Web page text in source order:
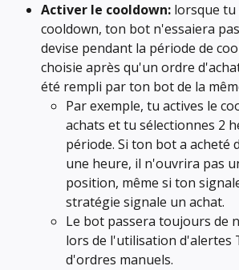
Activer le cooldown: lorsque tu
cooldown, ton bot n'essaiera
devise pendant la période de
choisie après qu'un ordre
été rempli par ton bot de la
Par exemple, tu actives le
achats et tu sélectionnes 2
période. Si ton bot a acheté
une heure, il n'ouvrira pas
position, même si ton
stratégie signale un achat.
Le bot passera toujours de
lors de l'utilisation d'alertes
d'ordres manuels.